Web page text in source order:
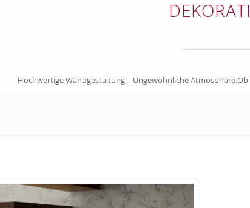
Hochwertige Wandgestaltung – Ungewöhnliche